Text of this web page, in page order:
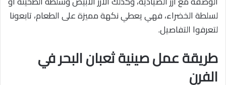
لسلطة الخضراء، فهي يعطي نكهة مميزة على الطعام، تابعونا
لتعرفوا التفاصيل.
طريقة عمل صينية ثعبان البحر في
الفرن